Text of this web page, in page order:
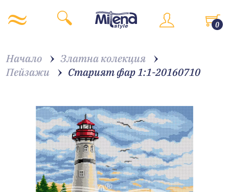
0
Начало
Златна колекция
Пейзажи
Старият фар 1:1-20160710